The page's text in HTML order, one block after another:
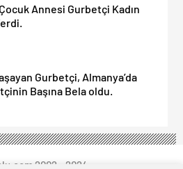
Annesi Gurbetçi Kadın
Gurbetçi, Almanya’da
Başına Bela oldu.
2002 - 2024